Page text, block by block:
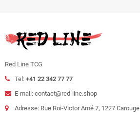
Red Line TCG
Tel: +41 22 342 77 77
E-mail: contact@red-line.shop
Adresse: Rue Roi-Victor Amé 7, 1227 Carouge